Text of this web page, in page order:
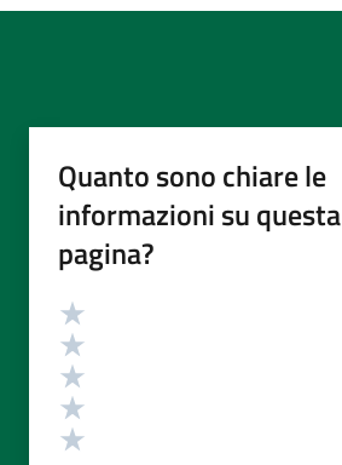
Quanto sono chiare le
informazioni su questa
pagina?
Valutazione